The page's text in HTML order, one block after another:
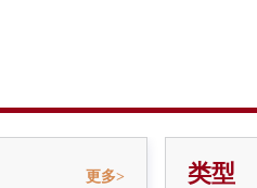
更多> 类型